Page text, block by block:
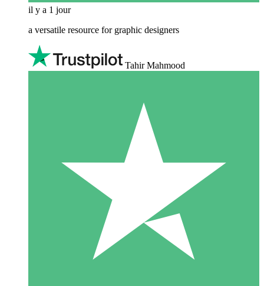
il y a 1 jour
a versatile resource for graphic designers
Tahir Mahmood